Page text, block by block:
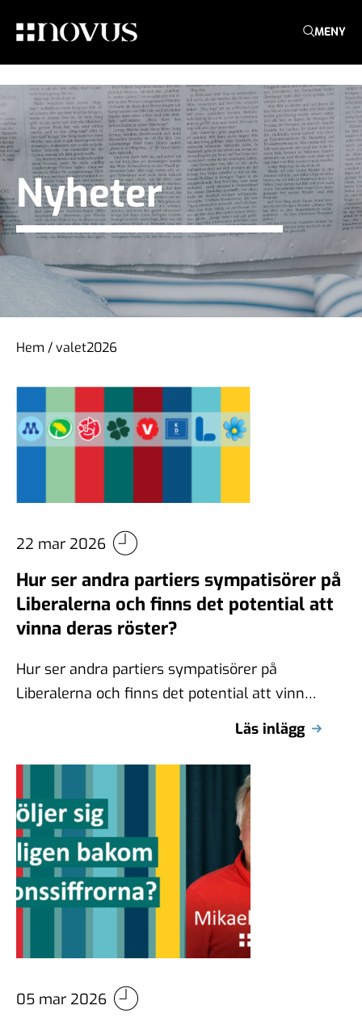
MENY
Nyheter
Hem /valet2026
22 mar 2026
Hur ser andra partiers sympatisörer på
Liberalerna och finns det potential att
vinna deras röster?
Hur ser andra partiers sympatisörer på
Liberalerna och finns det potential att vinna
Läs inlägg
05 mar 2026